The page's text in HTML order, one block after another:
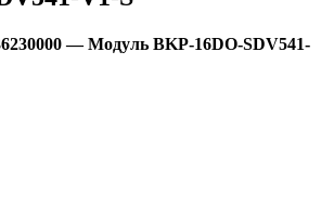
— Модуль BKP-16DO-SDV541-